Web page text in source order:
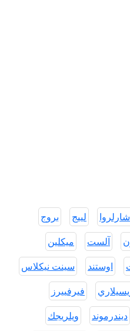
شارلروا لييج
بروج
آلست
ميكلين
اوستند
سينت نيكلاس
فيرفييرز
ديندرموند
ويلريجك